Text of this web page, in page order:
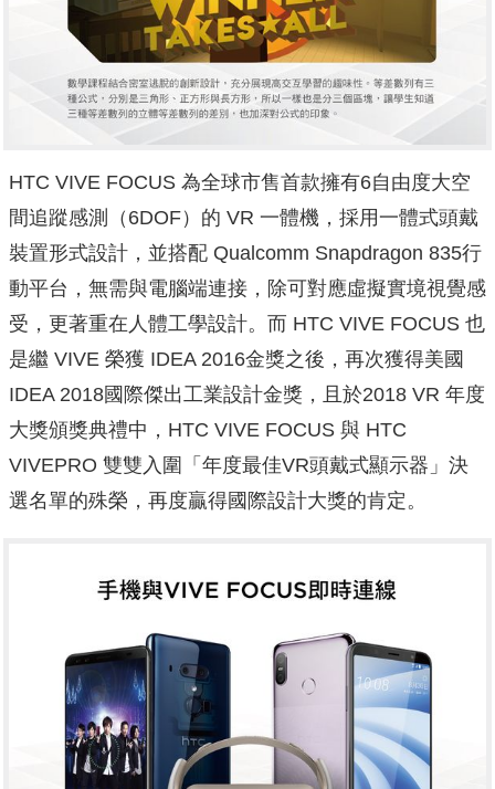
HTC VIVE FOCUS 為全球市售首款擁有6自由度大空
間追蹤感測（6DOF）的 VR 一體機，採用一體式頭戴
裝置形式設計，並搭配 Qualcomm Snapdragon 835行
動平台，無需與電腦端連接，除可對應虛擬實境視覺感
受，更著重在人體工學設計。而 HTC VIVE FOCUS 也
是繼 VIVE 榮獲 IDEA 2016金獎之後，再次獲得美國
IDEA 2018國際傑出工業設計金獎，且於2018 VR 年度
大獎頒獎典禮中，HTC VIVE FOCUS 與 HTC
VIVEPRO 雙雙入圍「年度最佳VR頭戴式顯示器」決
選名單的殊榮，再度贏得國際設計大獎的肯定。